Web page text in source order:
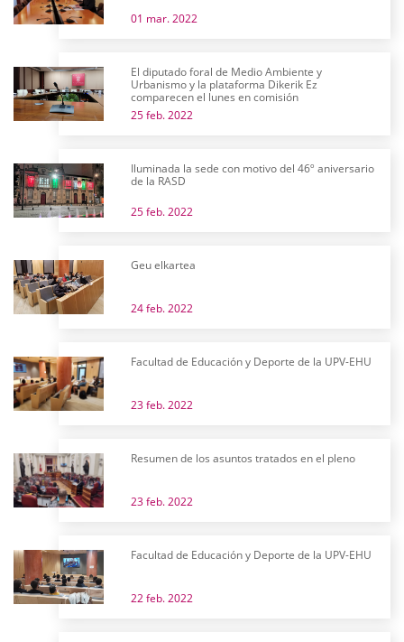
01 mar. 2022
El diputado foral de Medio Ambiente y
Urbanismo y la plataforma Dikerik Ez
comparecen el lunes en comisión
25 feb. 2022
Iluminada la sede con motivo del 46º aniversario
de la RASD
25 feb. 2022
Geu elkartea
24 feb. 2022
Facultad de Educación y Deporte de la UPV-EHU
23 feb. 2022
Resumen de los asuntos tratados en el pleno
23 feb. 2022
Facultad de Educación y Deporte de la UPV-EHU
22 feb. 2022